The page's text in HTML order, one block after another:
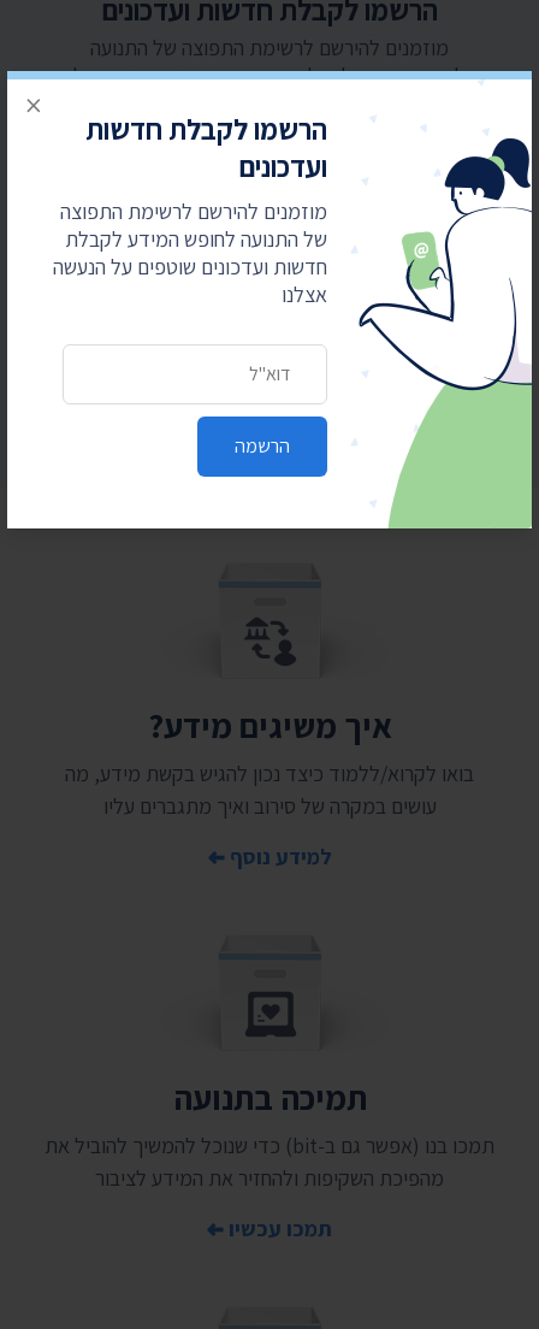
הרשמו לקבלת חדשות
ועדכונים
מוזמנים להירשם לרשימת התפוצה
של התנועה לחופש המידע לקבלת
חדשות ועדכונים שוטפים על הנעשה
אצלנו
הרשמה
×
הרשמו לקבלת חדשות ועדכונים
מוזמנים להירשם לרשימת התפוצה של התנועה
לחופש המידע לקבלת חדשות ועדכונים שוטפים על
כתובת דואר אלקטרוני
הרשמה
איך משיגים מידע?
בואו לקרוא/ללמוד כיצד נכון להגיש בקשת מידע, מה
עושים במקרה של סירוב ואיך מתגברים עליו
למידע נוסף
תמיכה בתנועה
תמכו בנו (אפשר גם ב-bit) כדי שנוכל להמשיך להוביל את
מהפיכת השקיפות ולהחזיר את המידע לציבור
תמכו עכשיו